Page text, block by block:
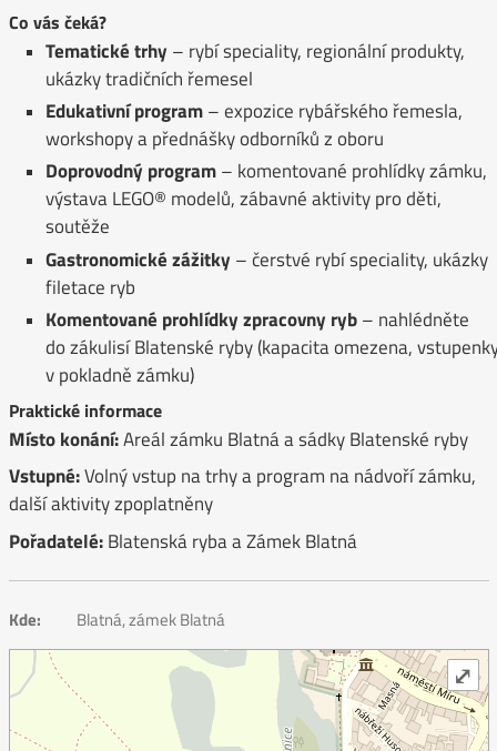
Co vás čeká?
Tematické trhy – rybí speciality, regionální produkty,
ukázky tradičních řemesel
Edukativní program– expozice rybářského řemesla,
workshopy a přednášky odborníků z oboru
Doprovodný program– komentované prohlídky zámku,
výstava LEGO® modelů, zábavné aktivity pro děti,
soutěže
Gastronomické zážitky – čerstvé rybí speciality, ukázky
filetace ryb
Komentované prohlídky zpracovny ryb– nahlédněte
do zákulisí Blatenské ryby (kapacita omezena,
v pokladně zámku)
Praktické informace
Místo konání:Areál zámku Blatná a sádky Blatenské ryby
Vstupné:Volný vstup na trhy a program na nádvoří zámku,
další aktivity zpoplatněny
Pořadatelé:Blatenská ryba a Zámek Blatná
Kde: Blatná, zámek Blatná
⤢